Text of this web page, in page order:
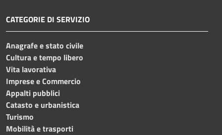
CATEGORIE DI SERVIZIO
Anagrafe e stato civile
Cultura e tempo libero
Vita lavorativa
Imprese e Commercio
Appalti pubblici
Catasto e urbanistica
Turismo
Mobilità e trasporti